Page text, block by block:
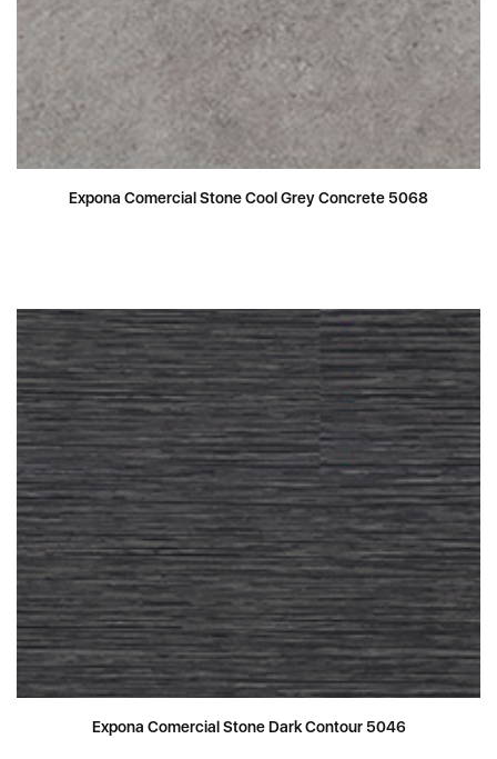
Expona Comercial Stone Cool Grey Concrete 5068
Expona Comercial Stone Dark Contour 5046